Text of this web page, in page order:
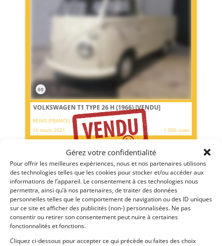
Gérez votre confidentialité
Pour offrir les meilleures expériences, nous et nos partenaires utilisons
des technologies telles que les cookies pour stocker et/ou accéder aux
informations de l’appareil. Le consentement à ces technologies nous
permettra, ainsi qu’à nos partenaires, de traiter des données
personnelles telles que le comportement de navigation ou des ID uniques
sur ce site et afficher des publicités (non-) personnalisées. Ne pas
consentir ou retirer son consentement peut nuire à certaines
fonctionnalités et fonctions.
Cliquez ci-dessous pour accepter ce qui précède ou faites des choix
69
VOLKSWAGEN T1 TYPE 26 H (1966)[VENDU]
REIMS (FRANCE)
15 mars 2021
1 006 vues
d'origine sans rouille et "matching", avec seulement 45.850
kilomètres, carte grise française.
Vendu par : Franco LEMBO